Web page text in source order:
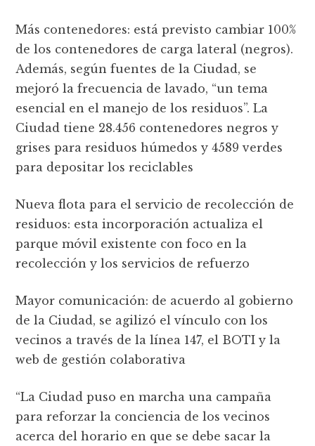
Más contenedores: está previsto cambiar 100%
de los contenedores de carga lateral (negros).
Además, según fuentes de la Ciudad, se
mejoró la frecuencia de lavado, “un tema
esencial en el manejo de los residuos”. La
Ciudad tiene 28.456 contenedores negros y
grises para residuos húmedos y 4589 verdes
para depositar los reciclables
Nueva flota para el servicio de recolección de
residuos: esta incorporación actualiza el
parque móvil existente con foco en la
recolección y los servicios de refuerzo
Mayor comunicación: de acuerdo al gobierno
de la Ciudad, se agilizó el vínculo con los
vecinos a través de la línea 147, el BOTI y la
web de gestión colaborativa
“La Ciudad puso en marcha una campaña
para reforzar la conciencia de los vecinos
acerca del horario en que se debe sacar la